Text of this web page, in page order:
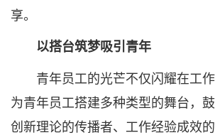
享。
以搭台筑梦吸引青年
青年员工的光芒不仅闪耀在工作
为青年员工搭建多种类型的舞台，
创新理论的传播者、工作经验成效